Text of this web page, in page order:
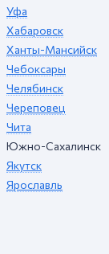
Уфа
Хабаровск
Ханты-Мансийск
Чебоксары
Челябинск
Череповец
Чита
Южно-Сахалинск
Якутск
Ярославль